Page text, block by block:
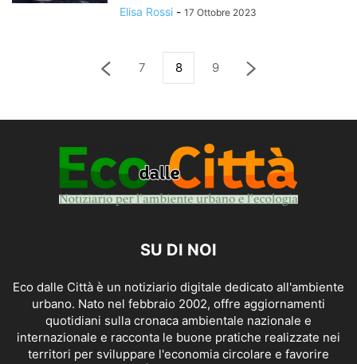
Elisa Rossi - 17 Ottobre 2023
7 8 9
SU DI NOI
Eco dalle Città è un notiziario digitale dedicato all'ambiente
urbano. Nato nel febbraio 2002, offre aggiornamenti
quotidiani sulla cronaca ambientale nazionale e
internazionale e racconta le buone pratiche realizzate nei
territori per sviluppare l'economia circolare e favorire